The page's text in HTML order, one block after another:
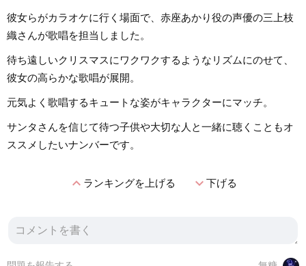
彼女らがカラオケに行く場面で、赤座あかり役の声優の三上枝
織さんが歌唱を担当しました。
待ち遠しいクリスマスにワクワクするようなリズムにのせて、
彼女の高らかな歌唱が展開。
元気よく歌唱するキュートな姿がキャラクターにマッチ。
サンタさんを信じて待つ子供や大切な人と一緒に聴くこともオ
ススメしたいナンバーです。
expand_lessランキングを上げる expand_more下げる